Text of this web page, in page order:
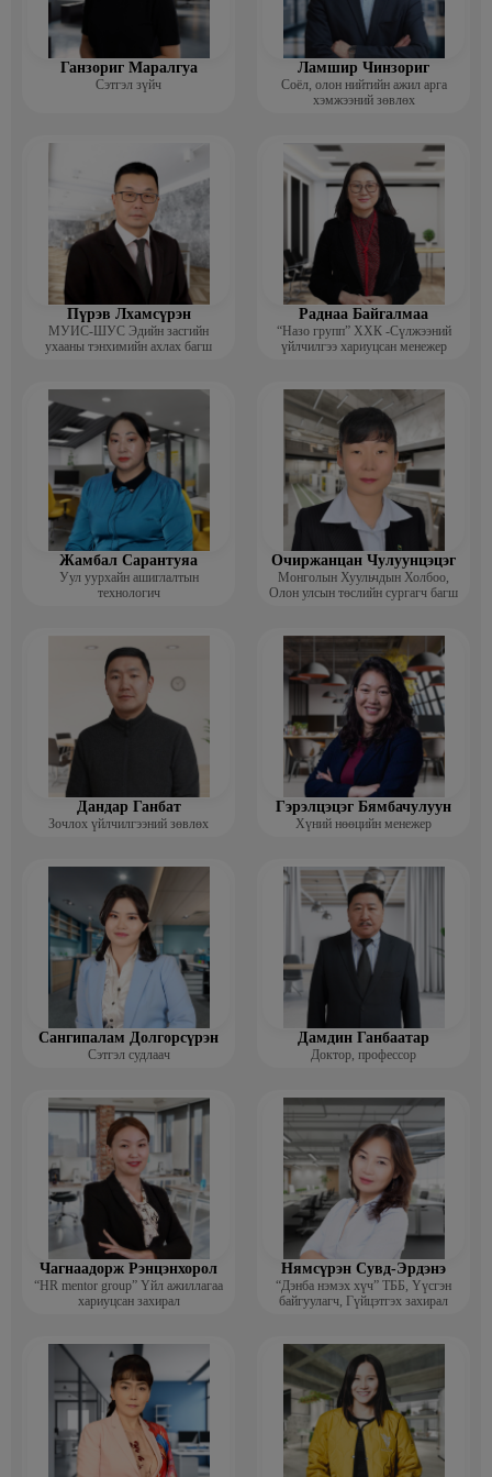
Ганзориг Маралгуа
Сэтгэл зүйч
Ламшир Чинзориг
Соёл, олон нийтийн ажил арга
хэмжээний зөвлөх
Пүрэв Лхамсүрэн
МУИС-ШУС Эдийн засгийн
ухааны тэнхимийн ахлах багш
Раднаа Байгалмаа
“Назо групп” ХХК -Сүлжээний
үйлчилгээ хариуцсан менежер
Жамбал Сарантуяа
Уул уурхайн ашиглалтын
технологич
Очиржанцан Чулуунцэцэг
Монголын Хуульчдын Холбоо,
Олон улсын төслийн сургагч багш
Дандар Ганбат
Зочлох үйлчилгээний зөвлөх
Гэрэлцэцэг Бямбачулуун
Хүний нөөцийн менежер
Сангипалам Долгорсүрэн
Сэтгэл судлаач
Дамдин Ганбаатар
Доктор, профессор
Чагнаадорж Рэнцэнхорол
“HR mentor group” Үйл ажиллагаа
хариуцсан захирал
Нямсүрэн Сувд-Эрдэнэ
“Дэнба нэмэх хүч” ТББ, Үүсгэн
байгуулагч, Гүйцэтгэх захирал